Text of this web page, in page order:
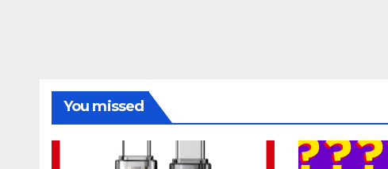
You missed